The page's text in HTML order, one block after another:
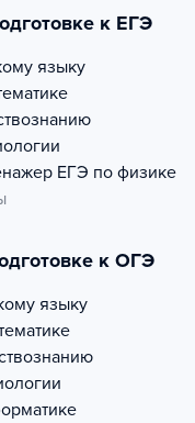
к ЕГЭ
языку
ЕГЭ по физике
к ОГЭ
языку